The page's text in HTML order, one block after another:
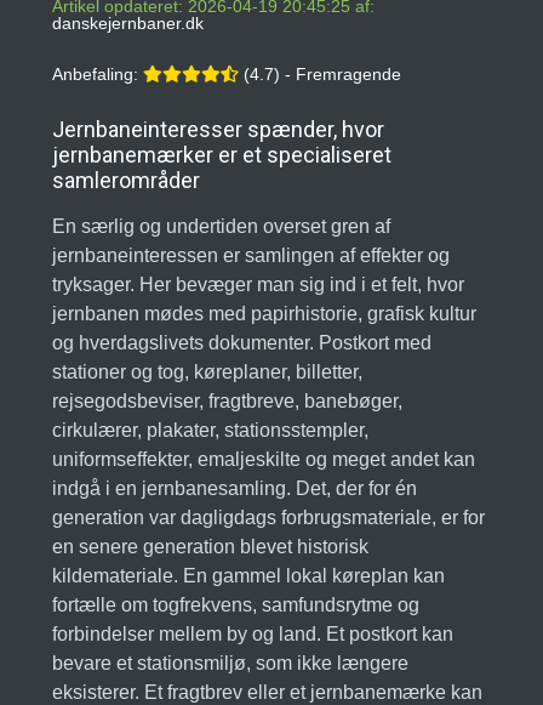
Artikel opdateret: 2026-04-19 20:45:25 af:
danskejernbaner.dk
Anbefaling: (4.7) - Fremragende
Jernbaneinteresser spænder, hvor
jernbanemærker er et specialiseret
samlerområder
En særlig og undertiden overset gren af
jernbaneinteressen er samlingen af effekter og
tryksager. Her bevæger man sig ind i et felt, hvor
jernbanen mødes med papirhistorie, grafisk kultur
og hverdagslivets dokumenter. Postkort med
stationer og tog, køreplaner, billetter,
rejsegodsbeviser, fragtbreve, banebøger,
cirkulærer, plakater, stationsstempler,
uniformseffekter, emaljeskilte og meget andet kan
indgå i en jernbanesamling. Det, der for én
generation var dagligdags forbrugsmateriale, er for
en senere generation blevet historisk
kildemateriale. En gammel lokal køreplan kan
fortælle om togfrekvens, samfundsrytme og
forbindelser mellem by og land. Et postkort kan
bevare et stationsmiljø, som ikke længere
eksisterer. Et fragtbrev eller et jernbanemærke kan